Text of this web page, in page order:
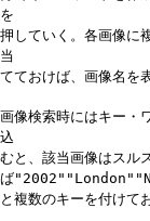
を
押していく。各画像に
当
てておけば、画像名を
画像検索時にはキー・
込
むと、該当画像はスル
ば
と複数のキーを付けて